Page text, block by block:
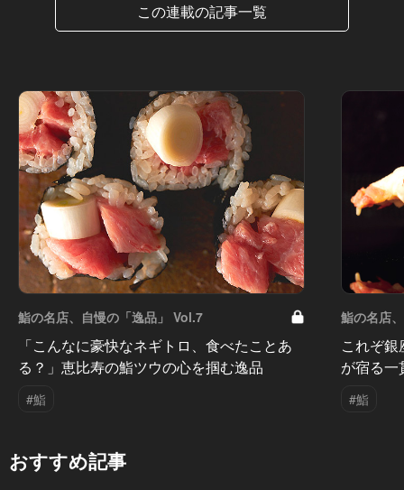
この連載の記事一覧
鮨の名店、自慢の「逸品」 Vol.7
「こんなに豪快なネギトロ、食べたことあ
る？」恵比寿の鮨ツウの心を掴む逸品
#鮨
鮨の名店
これぞ
が宿る一
#鮨
おすすめ記事